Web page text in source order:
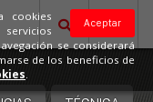
Aceptar
cookies
se considerará
de los beneficios de
.